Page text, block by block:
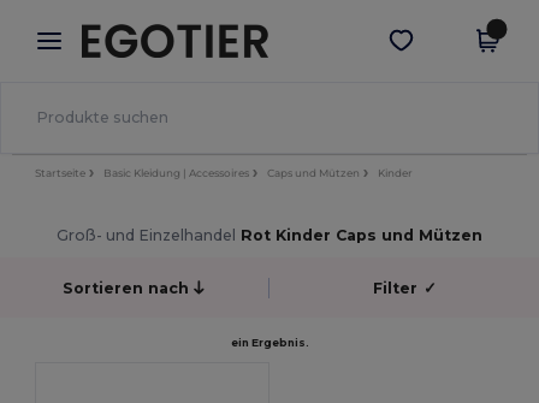
× Egotier App
Bessere Preise in der App!
App holen
Startseite Basic Kleidung | Accessoires Caps und Mützen Kinder
Groß- und Einzelhandel Rot Kinder Caps und Mützen
Sortieren nach Filter ✓
ein Ergebnis.